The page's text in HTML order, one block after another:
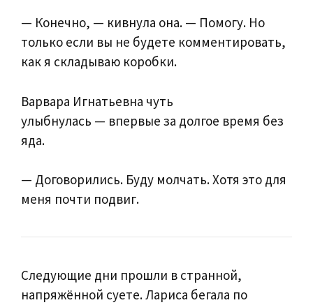
— Конечно, — кивнула она. — Помогу. Но
только если вы не будете комментировать,
как я складываю коробки.
Варвара Игнатьевна чуть
улыбнулась — впервые за долгое время без
яда.
— Договорились. Буду молчать. Хотя это для
меня почти подвиг.
Следующие дни прошли в странной,
напряжённой суете. Лариса бегала по